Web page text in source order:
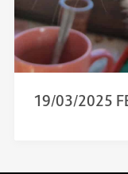
19/03/2025